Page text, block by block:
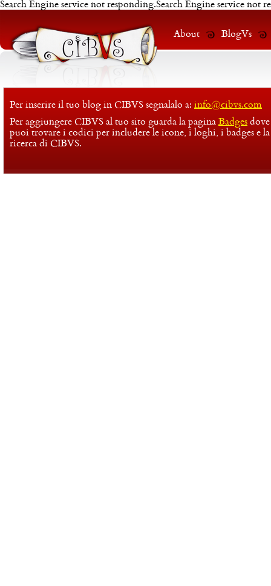
Search Engine service not responding.Search Engine service not
About BlogVs
Per inserire il tuo blog in CIBVS segnalalo a: info@cibvs.com
Per aggiungere CIBVS al tuo sito guarda la pagina Badges dove
puoi trovare i codici per includere le icone, i loghi, i badges e la
ricerca di CIBVS.